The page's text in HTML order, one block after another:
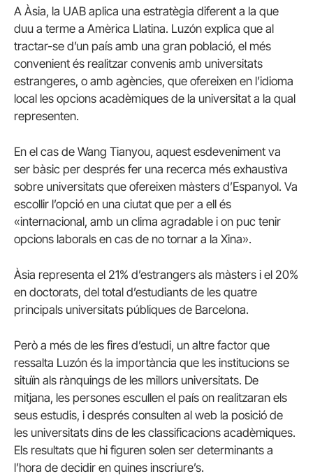
A Àsia, la UAB aplica una estratègia diferent a la que
duu a terme a Amèrica Llatina. Luzón explica que al
tractar-se d’un país amb una gran població, el més
convenient és realitzar convenis amb universitats
estrangeres, o amb agències, que ofereixen en l’idioma
local les opcions acadèmiques de la universitat a la qual
representen.
En el cas de Wang Tianyou, aquest esdeveniment va
ser bàsic per després fer una recerca més exhaustiva
sobre universitats que ofereixen màsters d’Espanyol. Va
escollir l’opció en una ciutat que per a ell és
«internacional, amb un clima agradable i on puc tenir
opcions laborals en cas de no tornar a la Xina».
Àsia representa el 21% d’estrangers als màsters i el 20%
en doctorats, del total d’estudiants de les quatre
principals universitats públiques de Barcelona.
Però a més de les fires d’estudi, un altre factor que
ressalta Luzón és la importància que les institucions se
situïn als rànquings de les millors universitats. De
mitjana, les persones escullen el país on realitzaran els
seus estudis, i després consulten al web la posició de
les universitats dins de les classificacions acadèmiques.
Els resultats que hi figuren solen ser determinants a
l’hora de decidir en quines inscriure’s.